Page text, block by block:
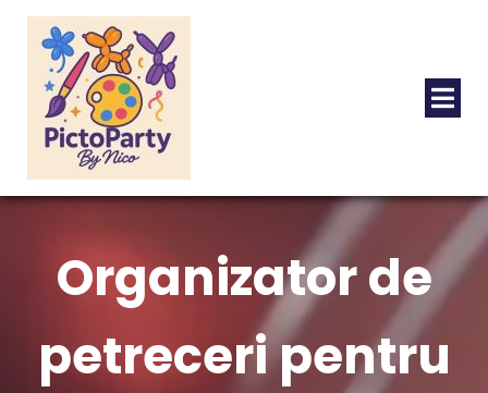
Organizator de
petreceri pentru